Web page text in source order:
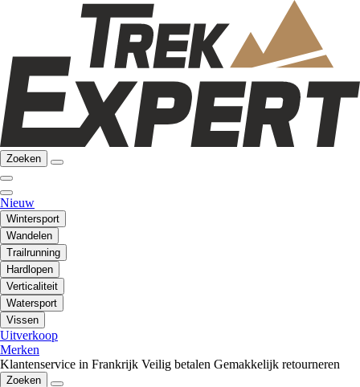
Zoeken
Nieuw
Wintersport
Wandelen
Trailrunning
Hardlopen
Verticaliteit
Watersport
Vissen
Uitverkoop
Merken
Klantenservice in Frankrijk Veilig betalen Gemakkelijk retourneren
Zoeken